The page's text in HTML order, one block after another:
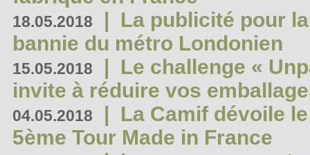
18.05.2018 | La publicité pour
bannie du métro Londonien
15.05.2018 | Le challenge «
invite à réduire vos
04.05.2018 | La Camif dévoile
5ème Tour Made in France